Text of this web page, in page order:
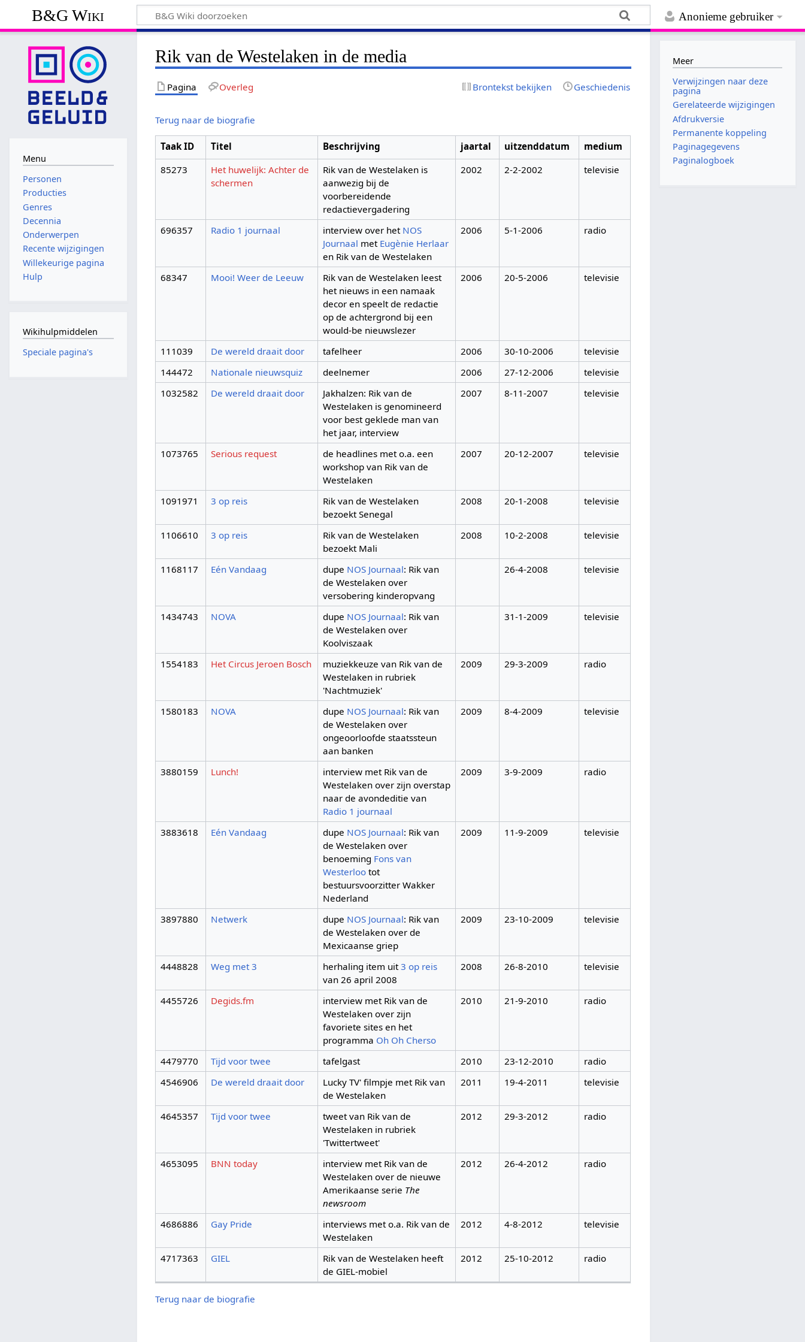
Anonieme gebruiker
B&G Wiki
Rik van de Westelaken in de media
Pagina Overleg Brontekst bekijken Geschiedenis
Terug naar de biografie
Taak ID Titel Beschrijving jaartal uitzenddatum
medium
85273
Het huwelijk: Achter de
schermen
Rik van de Westelaken is
aanwezig bij de
voorbereidende
redactievergadering
2002 2-2-2002 televisie
696357 Radio 1 journaal interview over het NOS
Journaal met Eugènie Herlaar
en Rik van de Westelaken
2006 5-1-2006 radio
68347 Mooi! Weer de Leeuw
Rik van de Westelaken leest
het nieuws in een namaak
decor en speelt de redactie
op de achtergrond bij een
would-be nieuwslezer
2006 20-5-2006 televisie
111039 De wereld draait door tafelheer 2006 30-10-2006
televisie
144472
Nationale nieuwsquiz deelnemer 2006 27-12-2006
televisie
1032582
De wereld draait door
Jakhalzen: Rik van de
Westelaken is genomineerd
voor best geklede man van
het jaar, interview
2007 8-11-2007 televisie
1073765 Serious request
de headlines met o.a. een
workshop van Rik van de
Westelaken
2007 20-12-2007 televisie
1091971 3 op reis
Rik van de Westelaken
bezoekt Senegal
2008 20-1-2008 televisie
1106610 3 op reis
Rik van de Westelaken
bezoekt Mali
2008 10-2-2008 televisie
1168117 Eén Vandaag dupe NOS Journaal: Rik van
de Westelaken over
versobering kinderopvang
26-4-2008 televisie
1434743 NOVA dupe NOS Journaal: Rik van
de Westelaken over
Koolviszaak
31-1-2009 televisie
1554183 Het Circus Jeroen Bosch
muziekkeuze van Rik van de
Westelaken in rubriek
'Nachtmuziek'
2009 29-3-2009 radio
1580183 NOVA dupe NOS Journaal: Rik van
de Westelaken over
ongeoorloofde staatssteun
aan banken
2009 8-4-2009 televisie
3880159 Lunch!
interview met Rik van de
Westelaken over zijn overstap
naar de avondeditie van
Radio 1 journaal
2009 3-9-2009 radio
3883618 Eén Vandaag dupe NOS Journaal: Rik van
de Westelaken over
benoeming Fons van
Westerlootot
bestuursvoorzitter Wakker
Nederland
2009 11-9-2009 televisie
3897880 Netwerk dupe NOS Journaal: Rik van
de Westelaken over de
Mexicaanse griep
2009 23-10-2009 televisie
4448828 Weg met 3 herhaling item uit3 op reis
van 26 april 2008
2008 26-8-2010 televisie
4455726 Degids.fm
interview met Rik van de
Westelaken over zijn
favoriete sites en het
programma Oh Oh Cherso
2010 21-9-2010 radio
4479770 Tijd voor twee tafelgast 2010 23-12-2010
radio
4546906
De wereld draait door
Lucky TV' filmpje met Rik van
de Westelaken
2011 19-4-2011 televisie
4645357 Tijd voor twee
tweet van Rik van de
Westelaken in rubriek
'Twittertweet'
2012 29-3-2012 radio
4653095 BNN today
interview met Rik van de
Westelaken over de nieuwe
Amerikaanse serie The
newsroom
2012 26-4-2012 radio
4686886 Gay Pride
interviews met o.a. Rik van de
Westelaken
2012 4-8-2012 televisie
4717363 GIEL
Rik van de Westelaken heeft
de GIEL-mobiel
2012 25-10-2012 radio
Terug naar de biografie
Menu
Personen
Producties
Genres
Decennia
Onderwerpen
Recente wijzigingen
Willekeurige pagina
Hulp
Wikihulpmiddelen
Speciale pagina's
Meer
Verwijzingen naar deze
pagina
Gerelateerde wijzigingen
Afdrukversie
Permanente koppeling
Paginagegevens
Paginalogboek